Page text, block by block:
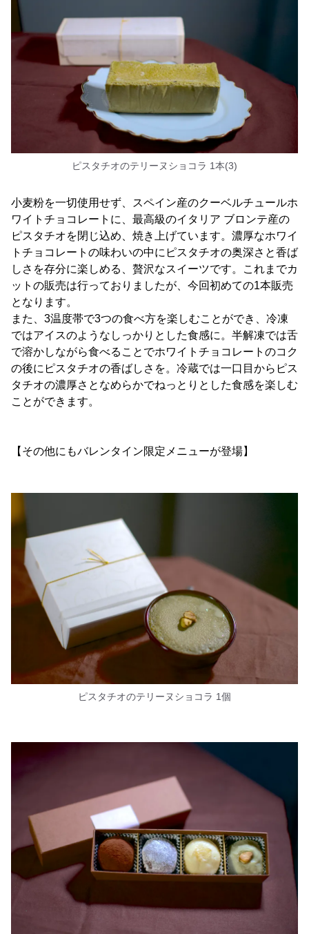
ピスタチオのテリーヌショコラ 1本(3)
小麦粉を一切使用せず、スペイン産のクーベルチュールホ
ワイトチョコレートに、最高級のイタリア ブロンテ産の
ピスタチオを閉じ込め、焼き上げています。濃厚なホワイ
トチョコレートの味わいの中にピスタチオの奥深さと香ば
しさを存分に楽しめる、贅沢なスイーツです。これまでカ
ットの販売は行っておりましたが、今回初めての1本販売
となります。
また、3温度帯で3つの食べ方を楽しむことができ、冷凍
ではアイスのようなしっかりとした食感に。半解凍では舌
で溶かしながら食べることでホワイトチョコレートのコク
の後にピスタチオの香ばしさを。冷蔵では一口目からピス
タチオの濃厚さとなめらかでねっとりとした食感を楽しむ
ことができます。
【その他にもバレンタイン限定メニューが登場】
ピスタチオのテリーヌショコラ 1個